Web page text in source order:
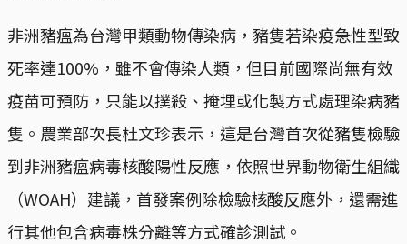
非洲豬瘟為台灣甲類動物傳染病，豬隻若染疫急性型致
死率達100%，雖不會傳染人類，但目前國際尚無有效
疫苗可預防，只能以撲殺、掩埋或化製方式處理染病豬
隻。農業部次長杜文珍表示，這是台灣首次從豬隻檢驗
到非洲豬瘟病毒核酸陽性反應，依照世界動物衛生組織
（WOAH）建議，首發案例除檢驗核酸反應外，還需進
行其他包含病毒株分離等方式確診測試。